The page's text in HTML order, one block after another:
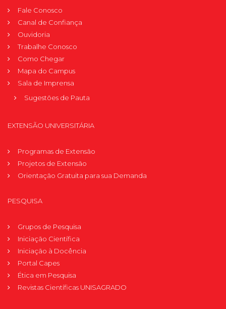
Fale Conosco
Canal de Confiança
Ouvidoria
Trabalhe Conosco
Como Chegar
Mapa do Campus
Sala de Imprensa
Sugestões de Pauta
EXTENSÃO UNIVERSITÁRIA
Programas de Extensão
Projetos de Extensão
Orientação Gratuita para sua Demanda
PESQUISA
Grupos de Pesquisa
Iniciação Científica
Iniciação à Docência
Portal Capes
Ética em Pesquisa
Revistas Científicas UNISAGRADO